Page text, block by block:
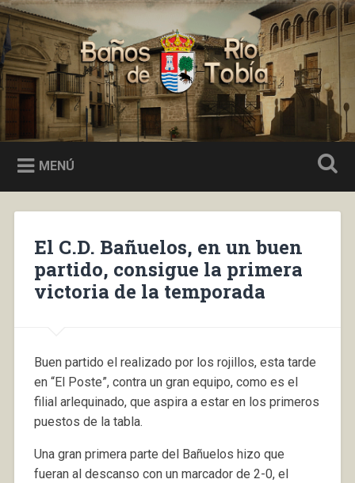
Saltar
al
contenido
Buscar
Baños de Río Tobía
MENÚ
El C.D. Bañuelos, en un buen
partido, consigue la primera
victoria de la temporada
Buen partido el realizado por los rojillos, esta tarde
en “El Poste”, contra un gran equipo, como es el
filial arlequinado, que aspira a estar en los primeros
puestos de la tabla.
Una gran primera parte del Bañuelos hizo que
fueran al descanso con un marcador de 2-0, el